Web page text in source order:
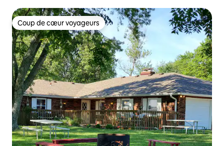
Coup de cœur voyageurs
Coup de cœur voyageurs